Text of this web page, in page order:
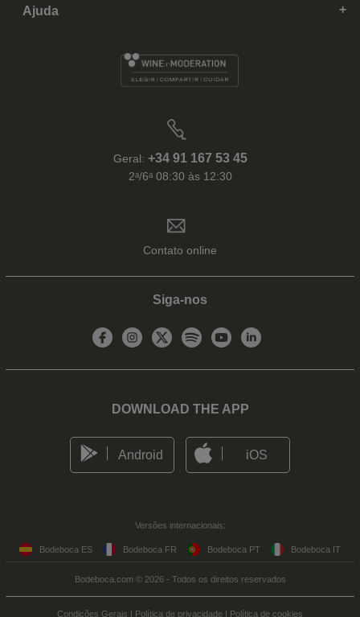
Ajuda
Geral: +34 91 167 53 45
2ᵃ/6ᵃ 08:30 às 12:30
Contato online
Siga-nos
DOWNLOAD THE APP
Android iOS
Versões internacionais:
Bodeboca ES Bodeboca FR Bodeboca PT Bodeboca IT
Bodeboca.com © 2026 - Todos os direitos reservados
Condições Gerais | Política de privacidade | Política de cookies